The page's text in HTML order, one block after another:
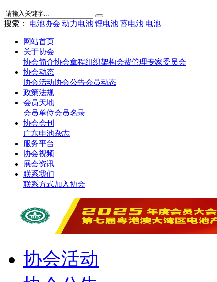
搜索： 电池协会 动力电池 锂电池 蓄电池 电池
网站首页
关于协会
协会简介协会章程组织架构会费管理专家委员会
协会动态
协会活动协会公告会员动态
政策法规
会员天地
会员单位会员名录
协会会刊
广东电池杂志
服务平台
协会视频
展会资讯
联系我们
联系方式加入协会
协会活动